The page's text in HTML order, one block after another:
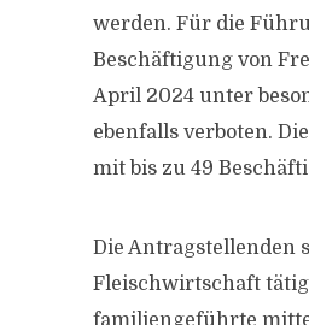
werden. Für die
Beschäftigung von
April 2024 unter
ebenfalls verboten.
mit bis zu 49
Die Antragstellenden
Fleischwirtschaft
familiengeführte